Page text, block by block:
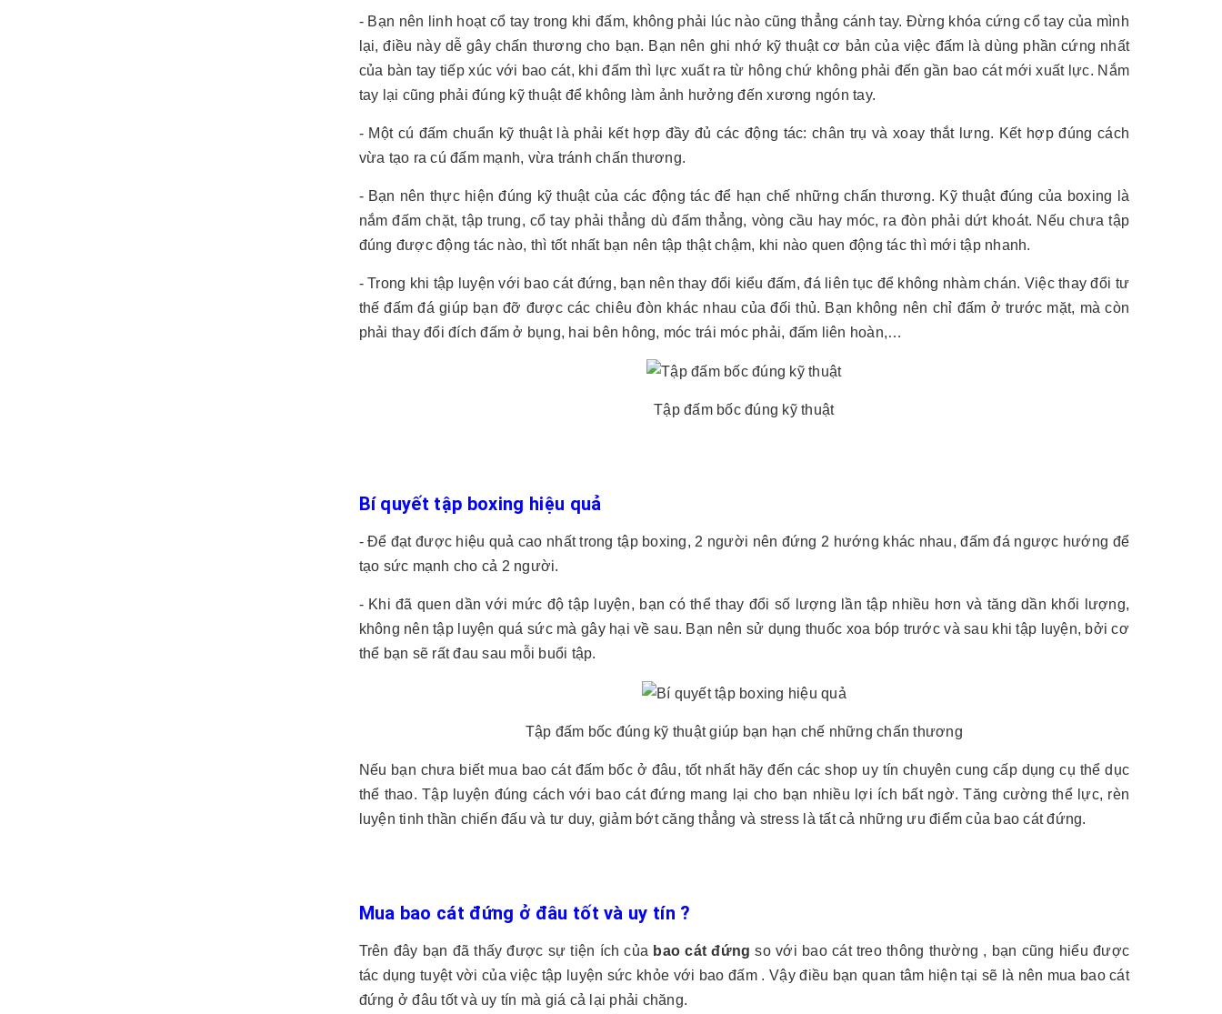
- Bạn nên linh hoạt cổ tay trong khi đấm, không phải lúc nào cũng thẳng cánh tay. Đừng khóa cứng cổ tay của mình
lại, điều này dễ gây chấn thương cho bạn. Bạn nên ghi nhớ kỹ thuật cơ bản của việc đấm là dùng phần cứng nhất
của bàn tay tiếp xúc với bao cát, khi đấm thì lực xuất ra từ hông chứ không phải đến gần bao cát mới xuất lực. Nắm
tay lại cũng phải đúng kỹ thuật để không làm ảnh hưởng đến xương ngón tay.
- Một cú đấm chuẩn kỹ thuật là phải kết hợp đầy đủ các động tác: chân trụ và xoay thắt lưng. Kết hợp đúng cách
vừa tạo ra cú đấm mạnh, vừa tránh chấn thương.
- Bạn nên thực hiện đúng kỹ thuật của các động tác để hạn chế những chấn thương. Kỹ thuật đúng của boxing là
nắm đấm chặt, tập trung, cổ tay phải thẳng dù đấm thẳng, vòng cầu hay móc, ra đòn phải dứt khoát. Nếu chưa tập
đúng được động tác nào, thì tốt nhất bạn nên tập thật chậm, khi nào quen động tác thì mới tập nhanh.
- Trong khi tập luyện với bao cát đứng, bạn nên thay đổi kiểu đấm, đá liên tục để không nhàm chán. Việc thay đổi tư
thế đấm đá giúp bạn đỡ được các chiêu đòn khác nhau của đối thủ. Bạn không nên chỉ đấm ở trước mặt, mà còn
phải thay đổi đích đấm ở bụng, hai bên hông, móc trái móc phải, đấm liên hoàn,…
Tập đấm bốc đúng kỹ thuật
Bí quyết tập boxing hiệu quả
- Để đạt được hiệu quả cao nhất trong tập boxing, 2 người nên đứng 2 hướng khác nhau, đấm đá ngược hướng để
tạo sức mạnh cho cả 2 người.
- Khi đã quen dần với mức độ tập luyện, bạn có thể thay đổi số lượng lần tập nhiều hơn và tăng dần khối lượng,
không nên tập luyện quá sức mà gây hại về sau. Bạn nên sử dụng thuốc xoa bóp trước và sau khi tập luyện, bởi cơ
thể bạn sẽ rất đau sau mỗi buổi tập.
Tập đấm bốc đúng kỹ thuật giúp bạn hạn chế những chấn thương
Nếu bạn chưa biết mua bao cát đấm bốc ở đâu, tốt nhất hãy đến các shop uy tín chuyên cung cấp dụng cụ thể dục
thể thao. Tập luyện đúng cách với bao cát đứng mang lại cho bạn nhiều lợi ích bất ngờ. Tăng cường thể lực, rèn
luyện tinh thần chiến đấu và tư duy, giảm bớt căng thẳng và stress là tất cả những ưu điểm của bao cát đứng.
Mua bao cát đứng ở đâu tốt và uy tín ?
Trên đây bạn đã thấy được sự tiện ích của bao cát đứng so với bao cát treo thông thường , bạn cũng hiểu được
tác dụng tuyệt vời của việc tập luyện sức khỏe với bao đấm . Vậy điều bạn quan tâm hiện tại sẽ là nên mua bao cát
đứng ở đâu tốt và uy tín mà giá cả lại phải chăng.